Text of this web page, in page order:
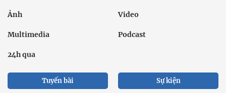
Ảnh Video
Multimedia Podcast
24h qua
Tuyến bài Sự kiện